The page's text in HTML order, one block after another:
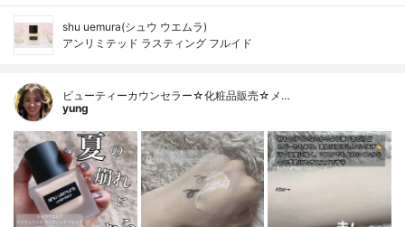
shu uemura(シュウ ウエムラ)
アンリミテッド ラスティング フルイド
ビューティーカウンセラー☆化粧品販売☆メ…
yung